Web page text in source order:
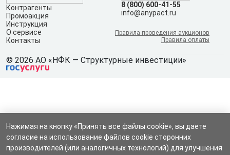
Контрагенты
Промоакция
Инструкция
О сервисе
Контакты
8 (800) 600-41-55
info@anypact.ru
Правила проведения аукционов
Правила оплаты
© 2026 АО «НФК — Структурные инвестиции»
Нажимая на кнопку «Принять все файлы cookie», вы даете
согласие на использование файлов cookie сторонних
производителей (или аналогичных технологий) для улучшения